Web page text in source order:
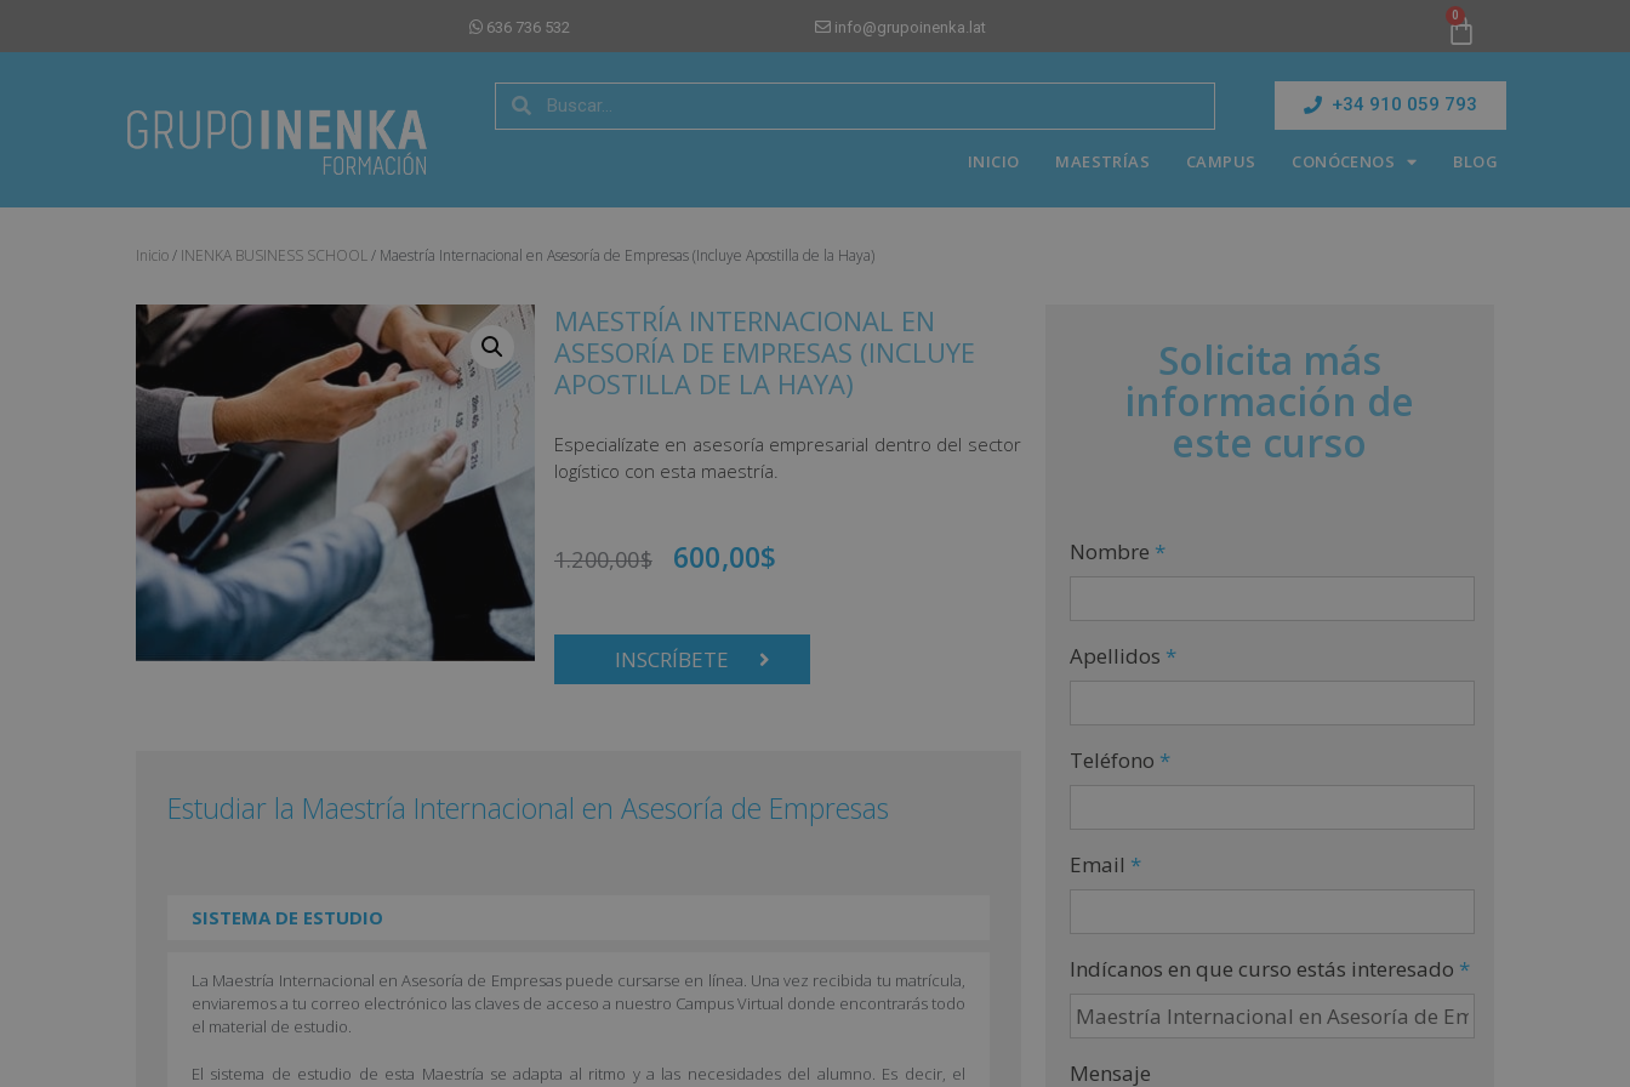
636 736 532 info@grupoinenka.lat
0
+34 910 059 793
INICIO MAESTRÍAS CAMPUS CONÓCENOS BLOG
Inicio/ INENKA BUSINESS SCHOOL/ Maestría Internacional en Asesoría de Empresas (Incluye Apostilla de la Haya)
MAESTRÍA INTERNACIONAL EN
ASESORÍA DE EMPRESAS (INCLUYE
APOSTILLA DE LA HAYA)
Especialízate en asesoría empresarial dentro del sector
logístico con esta maestría.
1.200,00$ 600,00$
INSCRÍBETE
Estudiar la Maestría Internacional en Asesoría de Empresas
SISTEMA DE ESTUDIO
La Maestría Internacional en Asesoría de Empresas puede cursarse en línea. Una vez recibida tu matrícula,
enviaremos a tu correo electrónico las claves de acceso a nuestro Campus Virtual donde encontrarás todo
el material de estudio.
El sistema de estudio de esta Maestría se adapta al ritmo y a las necesidades del alumno. Es decir, el
Solicita más
información de
este curso
Nombre *
Apellidos *
Teléfono *
Email *
Indícanos en que curso estás interesado *
Mensaje